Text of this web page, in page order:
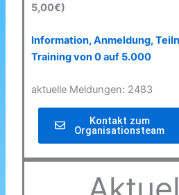
5,00€)
Information, Anmeldung,
Training von 0 auf 5.000
aktuelle Meldungen: 2483
Kontakt zum
Organisationsteam